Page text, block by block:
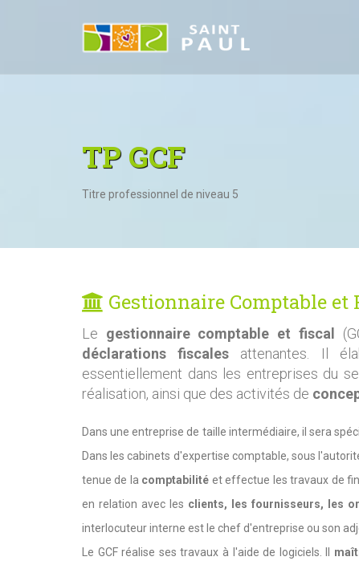
TP GCF
Titre professionnel de niveau 5
Gestionnaire Comptable et
Le gestionnaire comptable et fiscal
déclarations fiscales attenantes. Il
essentiellement dans les entreprises du
réalisation, ainsi que des activités de
Dans une entreprise de taille intermédiaire, il sera
Dans les cabinets d'expertise comptable, sous
tenue de la comptabilité et effectue les travaux de
en relation avec les clients, les fournisseurs, les
interlocuteur interne est le chef d'entreprise ou son
Le GCF réalise ses travaux à l'aide de logiciels. Il